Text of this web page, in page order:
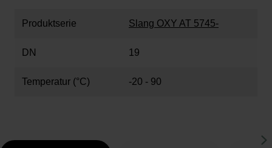
Produktserie Slang OXY AT 5745-
DN 19
Temperatur (°C) -20 - 90